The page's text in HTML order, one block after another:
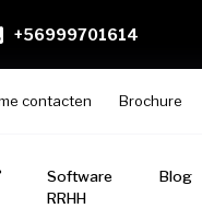
+56999701614
contacten Brochure
Software
RRHH
Blog